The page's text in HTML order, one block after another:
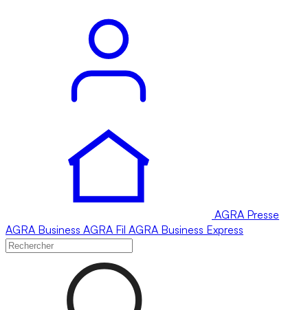
AGRA Presse
AGRA Business AGRA Fil AGRA Business Express